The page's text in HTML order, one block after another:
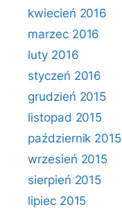
kwiecień 2016
marzec 2016
luty 2016
styczeń 2016
grudzień 2015
listopad 2015
październik 2015
wrzesień 2015
sierpień 2015
lipiec 2015